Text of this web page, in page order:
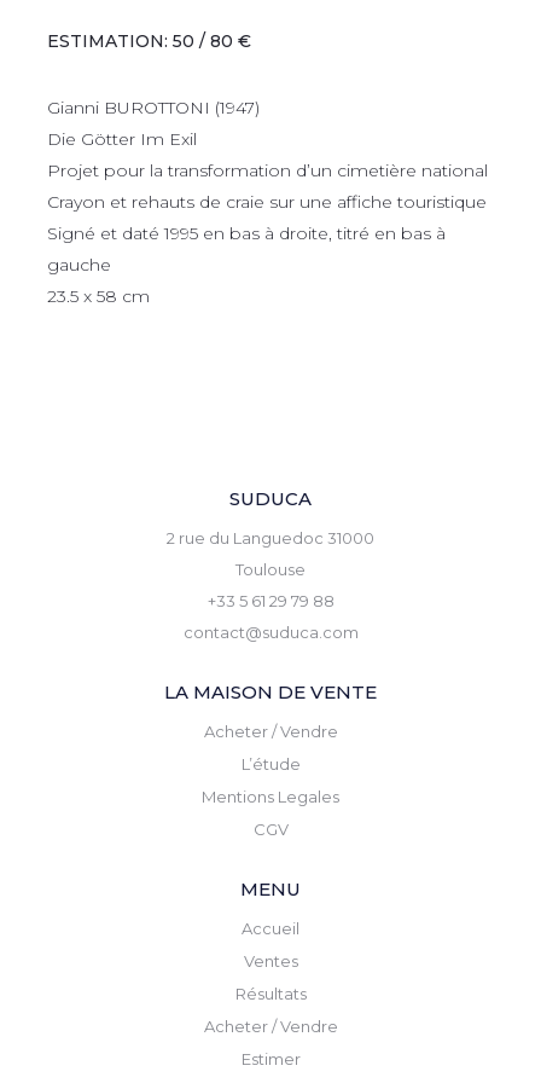
ESTIMATION: 50 / 80 €
Gianni BUROTTONI (1947)
Die Götter Im Exil
Projet pour la transformation d’un cimetière national
Crayon et rehauts de craie sur une affiche touristique
Signé et daté 1995 en bas à droite, titré en bas à
gauche
23.5 x 58 cm
SUDUCA
2 rue du Languedoc 31000
Toulouse
+33 5 61 29 79 88
contact@suduca.com
LA MAISON DE VENTE
Acheter / Vendre
L’étude
Mentions Legales
CGV
MENU
Accueil
Ventes
Résultats
Acheter / Vendre
Estimer